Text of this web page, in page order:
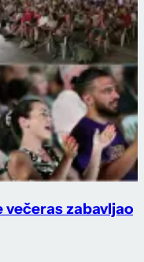
zabavljao